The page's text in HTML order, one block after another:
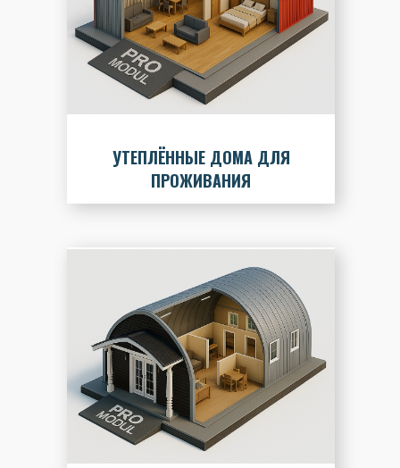
УТЕПЛЁННЫЕ ДОМА ДЛЯ
ПРОЖИВАНИЯ